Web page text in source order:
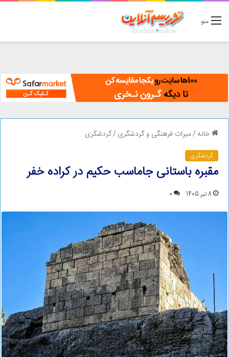
منو
خانه/میراث فرهنگی و گردشگری/گردشگری
گردشگری
مقبره باستانی جاماسب حکیم در کراده خفر
8 تیر 1405 0